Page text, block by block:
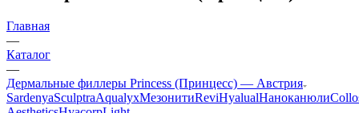
Главная
—
Каталог
—
Дермальные филлеры Princess (Принцесс) — Австрия
SardenyaSculptraAqualyxМезонитиReviHyalualНаноканюли